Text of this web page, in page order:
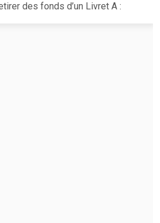
des fonds d’un Livret A :